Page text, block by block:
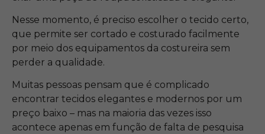
Nesse momento, é preciso escolher o tecido certo,
que permite ser cortado e costurado facilmente
por meio dos equipamentos da costureira sem
perder a qualidade.
Muitas pessoas pensam que é complicado
encontrar tecidos elegantes e modernos por um
preço baixo – mas na maioria das vezes isso
acontece apenas em função de falta de pesquisa